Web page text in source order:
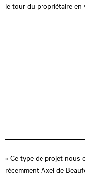
le tour du propriétaire en
« Ce type de projet nous
récemment Axel de